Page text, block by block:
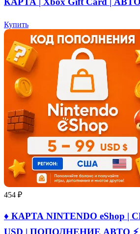
Купить
454 ₽
♦️ КАРТА NINTENDO eShop |
USD | ПОПОЛНЕНИЕ АВТО ⚡